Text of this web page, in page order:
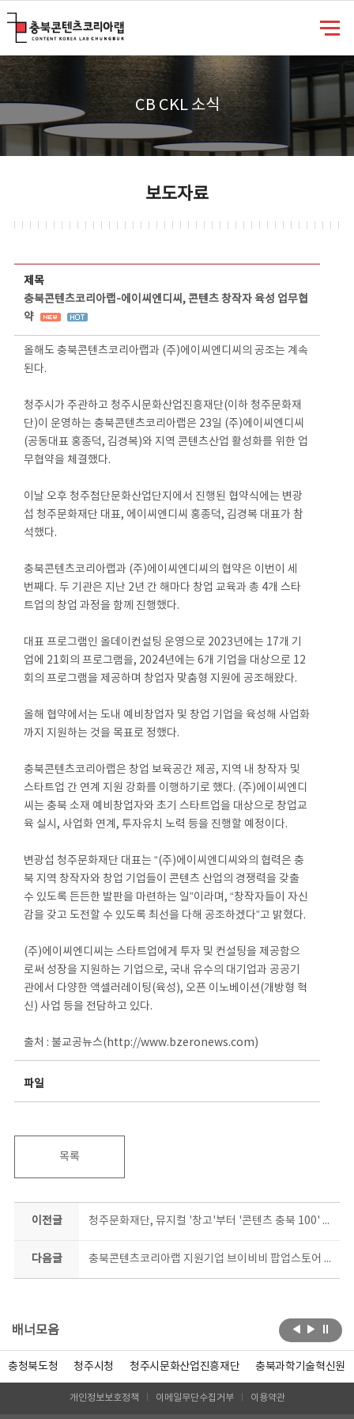
CB CKL 소식
보도자료
제목
충북콘텐츠코리아랩-에이씨엔디씨, 콘텐츠 창작자 육성 업무협
약
올해도 충북콘텐츠코리아랩과 (주)에이씨엔디씨의 공조는 계속
된다.
청주시가 주관하고 청주시문화산업진흥재단(이하 청주문화재
단)이 운영하는 충북콘텐츠코리아랩은 23일 (주)에이씨엔디씨
(공동대표 홍종덕, 김경복)와 지역 콘텐츠산업 활성화를 위한 업
무협약을 체결했다.
이날 오후 청주첨단문화산업단지에서 진행된 협약식에는 변광
섭 청주문화재단 대표, 에이씨엔디씨 홍종덕, 김경복 대표가 참
석했다.
충북콘텐츠코리아랩과 (주)에이씨엔디씨의 협약은 이번이 세
번째다. 두 기관은 지난 2년 간 해마다 창업 교육과 총 4개 스타
트업의 창업 과정을 함께 진행했다.
대표 프로그램인 올데이컨설팅 운영으로 2023년에는 17개 기
업에 21회의 프로그램을, 2024년에는 6개 기업을 대상으로 12
회의 프로그램을 제공하며 창업자 맞춤형 지원에 공조해왔다.
올해 협약에서는 도내 예비창업자 및 창업 기업을 육성해 사업화
까지 지원하는 것을 목표로 정했다.
충북콘텐츠코리아랩은 창업 보육공간 제공, 지역 내 창작자 및
스타트업 간 연계 지원 강화를 이행하기로 했다. (주)에이씨엔디
씨는 충북 소재 예비창업자와 초기 스타트업을 대상으로 창업교
육 실시, 사업화 연계, 투자유치 노력 등을 진행할 예정이다.
변광섭 청주문화재단 대표는 “(주)에이씨엔디씨와의 협력은 충
북 지역 창작자와 창업 기업들이 콘텐츠 산업의 경쟁력을 갖출
수 있도록 든든한 발판을 마련하는 일”이라며, “창작자들이 자신
감을 갖고 도전할 수 있도록 최선을 다해 공조하겠다”고 밝혔다.
(주)에이씨엔디씨는 스타트업에게 투자 및 컨설팅을 제공함으
로써 성장을 지원하는 기업으로, 국내 유수의 대기업과 공공기
관에서 다양한 액셀러레이팅(육성), 오픈 이노베이션(개방형 혁
신) 사업 등을 전담하고 있다.
출처 : 불교공뉴스(http://www.bzeronews.com)
파일
목록
이전글 청주문화재단, 뮤지컬 '창고'부터 '콘텐츠 충북 100' 북콘서트까지
다음글 충북콘텐츠코리아랩 지원기업 브이비비 팝업스토어 현백서 만난다
배너모음
충청북도청 청주시청 청주시문화산업진흥재단 충북과학기술혁신원
개인정보보호정책 이메일무단수집거부 이용약관